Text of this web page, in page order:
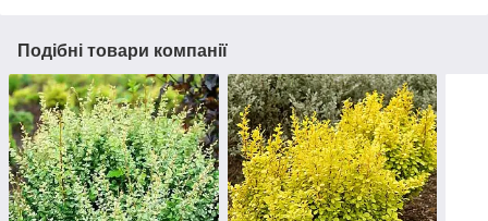
Подібні товари компанії